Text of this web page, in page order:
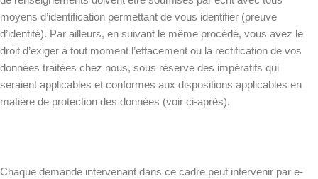
moyens d’identification permettant de vous identifier (preuve
d’identité). Par ailleurs, en suivant le même procédé, vous avez le
droit d’exiger à tout moment l’effacement ou la rectification de vos
données traitées chez nous, sous réserve des impératifs qui
seraient applicables et conformes aux dispositions applicables en
matière de protection des données (voir ci-après).
Chaque demande intervenant dans ce cadre peut intervenir par e-